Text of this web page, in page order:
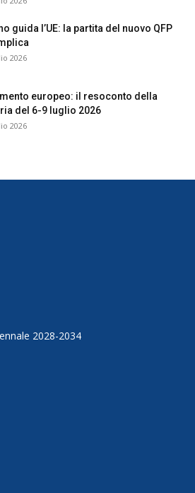
guida l’UE: la partita del nuovo QFP
2026
europeo: il resoconto della
del 6-9 luglio 2026
2026
2028-2034